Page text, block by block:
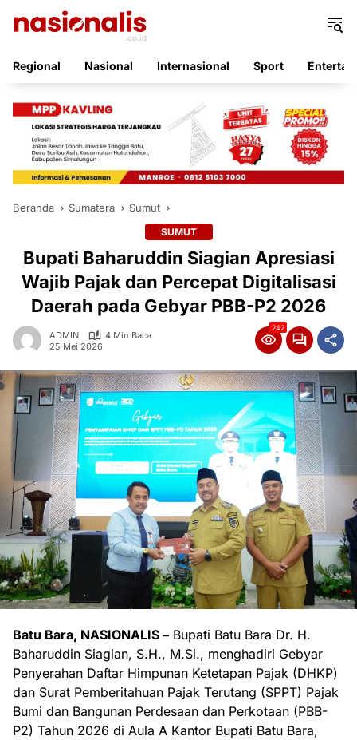
Regional
Nasional Internasional Sport
Beranda Sumatera Sumut
SUMUT
Bupati Baharuddin Siagian Apresiasi
Wajib Pajak dan Percepat Digitalisasi
Daerah pada Gebyar PBB-P2 2026
ADMIN
4 Min Baca
25 Mei 2026
242
Batu Bara, NASIONALIS – Bupati Batu Bara Dr. H.
Baharuddin Siagian, S.H., M.Si., menghadiri Gebyar
Penyerahan Daftar Himpunan Ketetapan Pajak (DHKP)
dan Surat Pemberitahuan Pajak Terutang (SPPT) Pajak
Bumi dan Bangunan Perdesaan dan Perkotaan (PBB-
P2) Tahun 2026 di Aula A Kantor Bupati Batu Bara,